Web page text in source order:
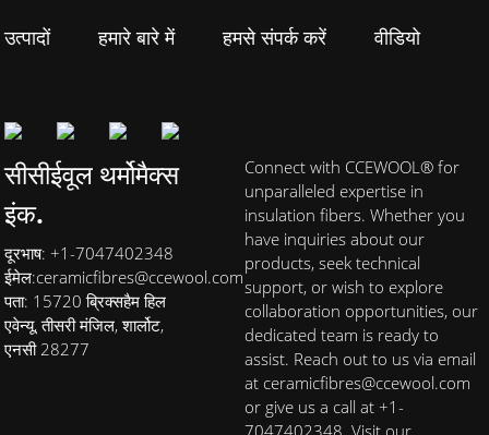
उत्पादों हमारे बारे में हमसे संपर्क करें वीडियो
सीसीईवूल थर्मोमैक्स
इंक.
दूरभाष: +1-7047402348
ईमेल:ceramicfibres@ccewool.com
पता: 15720 ब्रिक्सहैम हिल
एवेन्यू, तीसरी मंजिल, शार्लोट,
एनसी 28277
Connect with CCEWOOL® for
unparalleled expertise in
insulation fibers. Whether you
have inquiries about our
products, seek technical
support, or wish to explore
collaboration opportunities, our
dedicated team is ready to
assist. Reach out to us via email
at ceramicfibres@ccewool.com
or give us a call at +1-